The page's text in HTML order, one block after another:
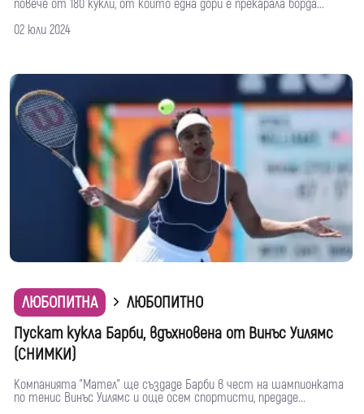
повече от 180 кукли, от които една дори е прекарала борда...
02 юли 2024
ЛЮБОПИТНА
ЛЮБОПИТНО
Пускат кукла Барби, вдъхновена от Винъс Уилямс
(СНИМКИ)
Компанията "Мател" ще създаде Барби в чест на шампионката
по тенис Винъс Уилямс и още осем спортисти, предаде...